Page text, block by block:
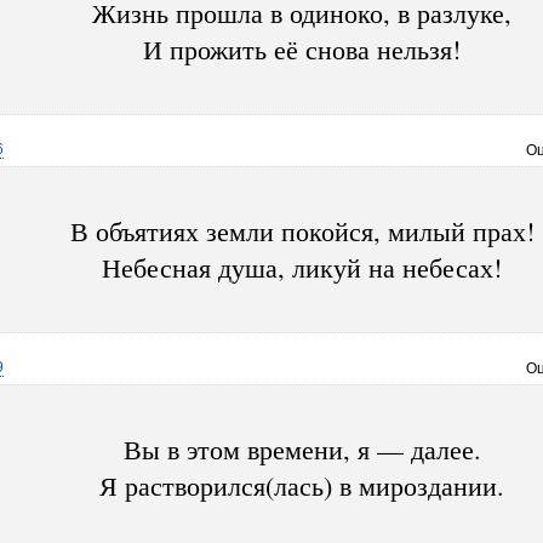
Жизнь прошла в одиноко, в разлуке,
И прожить её снова нельзя!
В объятиях земли покойся, милый прах!
Небесная душа, ликуй на небесах!
Вы в этом времени, я — далее.
Я растворился(лась) в мироздании.